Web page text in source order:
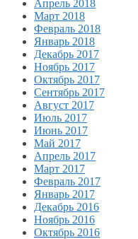
Апрель 2018
Март 2018
Февраль 2018
Январь 2018
Декабрь 2017
Ноябрь 2017
Октябрь 2017
Сентябрь 2017
Август 2017
Июль 2017
Июнь 2017
Май 2017
Апрель 2017
Март 2017
Февраль 2017
Январь 2017
Декабрь 2016
Ноябрь 2016
Октябрь 2016